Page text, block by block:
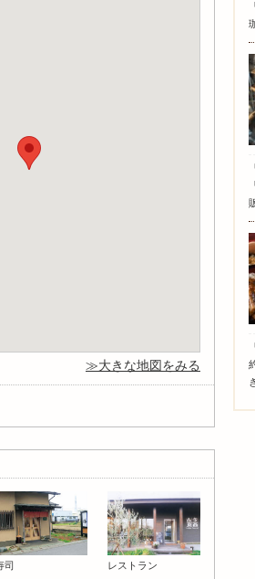
大きな地図をみる
司
レストラン